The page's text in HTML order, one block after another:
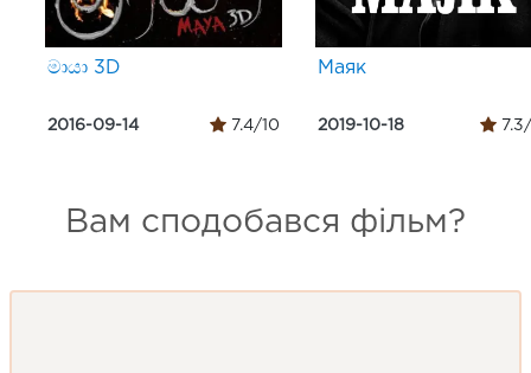
මායා 3D
2016-09-14 7.4/10
Маяк
2019-10-18 7.3/
Вам сподобався фільм?